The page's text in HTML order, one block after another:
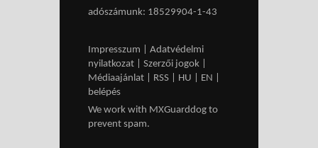
adószámunk: 18529904-1-43
Impresszum
Adatvédelmi
nyilatkozat
Szerzői jogok
Médiaajánlat
RSS HU EN
belépés
We work with MXGuarddog to
prevent spam.